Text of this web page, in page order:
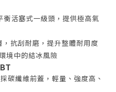
活塞式一級頭，提供極高氣
抗刮耐磨，提升整體耐用度
境中的結冰風險
纖維前蓋，輕量、強度高、